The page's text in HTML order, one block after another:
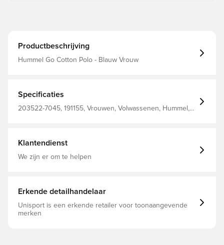
Productbeschrijving
Hummel Go Cotton Polo - Blauw Vrouw
Specificaties
203522-7045, 191155, Vrouwen, Volwassenen, Hummel,
Klantendienst
We zijn er om te helpen
Erkende detailhandelaar
Unisport is een erkende retailer voor toonaangevende
merken